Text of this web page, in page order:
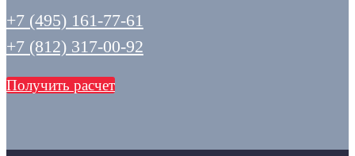
+7 (495) 161-77-61
+7 (812) 317-00-92
Получить расчет